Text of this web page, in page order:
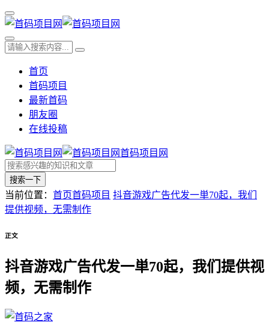
首页
首码项目
最新首码
朋友圈
在线投稿
首码项目网
搜索一下
当前位置： 首页首码项目 抖音游戏广告代发一単70起，我们
提供视频，无需制作
正文
抖音游戏广告代发一単70起，我们提供视
频，无需制作